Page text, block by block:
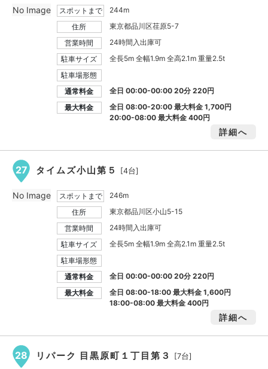
スポットまで
244m
住所
東京都品川区荏原5-7
営業時間
24時間入出庫可
駐車サイズ
全長5m 全幅1.9m 全高2.1m 重量2.5t
駐車場形態
通常料金
全日 00:00-00:00 20分 220円
最大料金
全日 08:00-20:00 最大料金1,700円
20:00-08:00 最大料金400円
詳細へ
No Image
27 タイムズ小山第５ [4台]
スポットまで
246m
住所
東京都品川区小山5-15
営業時間
24時間入出庫可
駐車サイズ
全長5m 全幅1.9m 全高2.1m 重量2.5t
駐車場形態
通常料金
全日 00:00-00:00 20分 220円
最大料金
全日 08:00-18:00 最大料金1,600円
18:00-08:00 最大料金400円
詳細へ
No Image
28 リパーク 目黒原町１丁目第３ [7台]